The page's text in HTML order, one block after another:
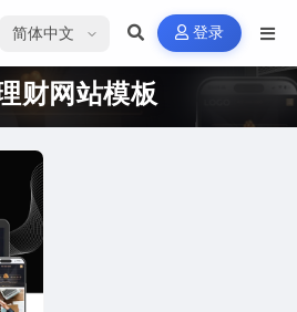
选择语言 登录
财网站模板